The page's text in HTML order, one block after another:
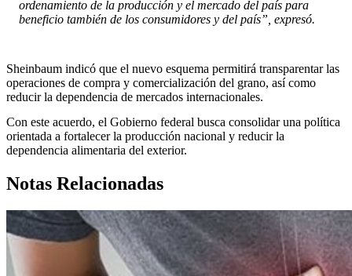
ordenamiento de la producción y el mercado del país para
beneficio también de los consumidores y del país”, expresó.
Sheinbaum indicó que el nuevo esquema permitirá transparentar las
operaciones de compra y comercialización del grano, así como
reducir la dependencia de mercados internacionales.
Con este acuerdo, el Gobierno federal busca consolidar una política
orientada a fortalecer la producción nacional y reducir la
dependencia alimentaria del exterior.
Notas Relacionadas